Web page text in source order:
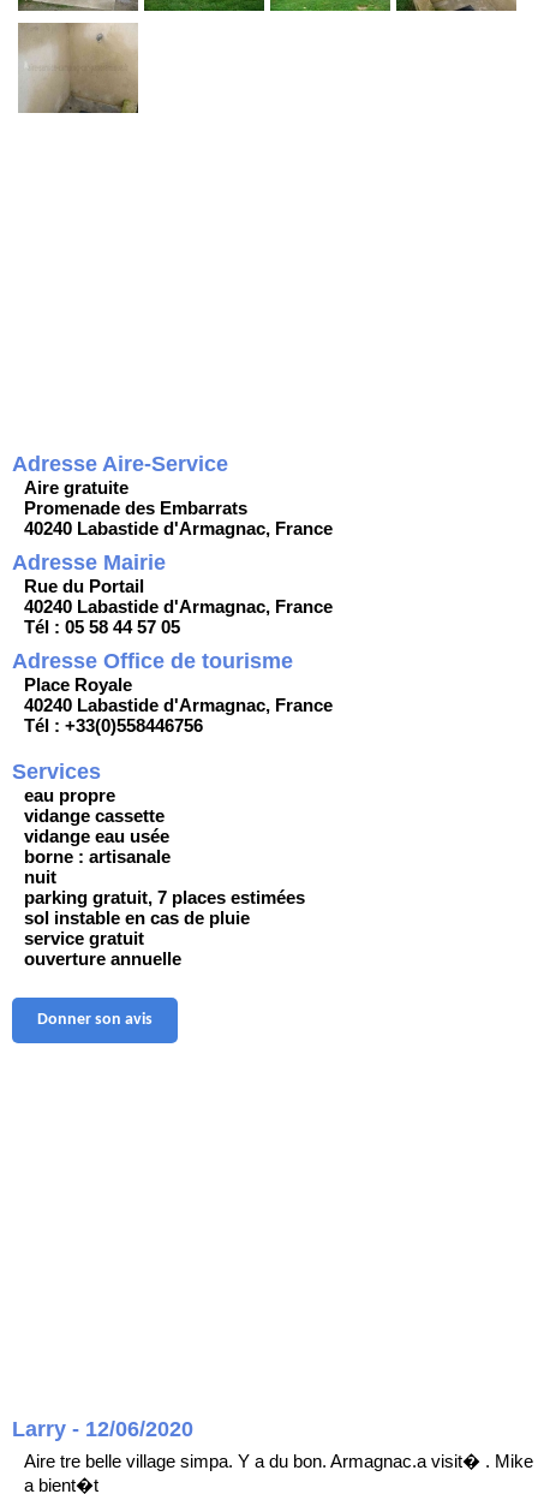
Adresse Aire-Service
Aire gratuite
Promenade des Embarrats
40240 Labastide d'Armagnac, France
Adresse Mairie
Rue du Portail
40240 Labastide d'Armagnac, France
Tél : 05 58 44 57 05
Adresse Office de tourisme
Place Royale
40240 Labastide d'Armagnac, France
Tél : +33(0)558446756
Services
eau propre
vidange cassette
vidange eau usée
borne : artisanale
nuit
parking gratuit, 7 places estimées
sol instable en cas de pluie
service gratuit
ouverture annuelle
Donner son avis
Larry - 12/06/2020
Aire tre belle village simpa. Y a du bon. Armagnac.a visit� . Mike
a bient�t